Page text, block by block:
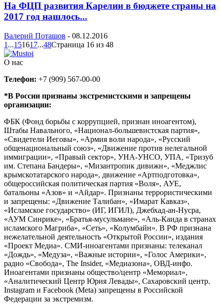
На ФЦП развития Карелии в бюджете страны на
2017 год нашлось...
Валерий Поташов - 08.12.2016
1 ...151617...48Страница 16 из 48
О нас
Телефон: +7 (909) 567-00-00
*В России признаны экстремистскими и запрещены
организации:
ФБК (Фонд борьбы с коррупцией, признан иноагентом),
Штабы Навального, «Национал-большевистская партия»,
«Свидетели Иеговы», «Армия воли народа», «Русский
общенациональный союз», «Движение против нелегальной
иммиграции», «Правый сектор», УНА-УНСО, УПА, «Тризуб
им. Степана Бандеры», «Мизантропик дивижн», «Меджлис
крымскотатарского народа», движение «Артподготовка»,
общероссийская политическая партия «Воля», АУЕ,
батальоны «Азов» и «Айдар». Признаны террористическими
и запрещены: «Движение Талибан», «Имарат Кавказ»,
«Исламское государство» (ИГ, ИГИЛ), Джебхад-ан-Нусра,
«АУМ Синрике», «Братья-мусульмане», «Аль-Каида в странах
исламского Магриба», «Сеть», «Колумбайн». В РФ признана
нежелательной деятельность «Открытой России», издания
«Проект Медиа». СМИ-иноагентами признаны: телеканал
«Дождь», «Медуза», «Важные истории», «Голос Америки»,
радио «Свобода», The Insider, «Медиазона», ОВД-инфо.
Иноагентами признаны общество/центр «Мемориал»,
«Аналитический Центр Юрия Левады», Сахаровский центр.
Instagram и Facebook (Metа) запрещены в Российской
Федерации за экстремизм.